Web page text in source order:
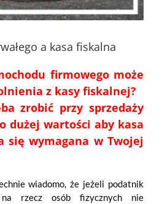
a kasa fiskalna
firmowego może
z kasy fiskalnej?
zrobić przy sprzedaży
dużej wartości aby kasa
się wymagana w Twojej
wiadomo, że jeżeli podatnik
na rzecz osób fizycznych nie